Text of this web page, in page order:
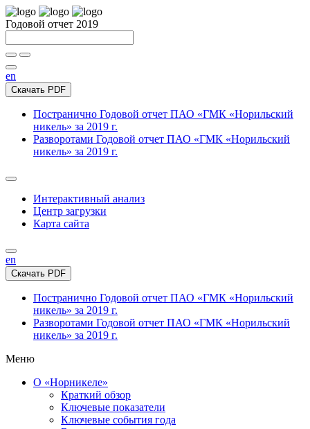
Годовой отчет 2019
en
Скачать PDF
Постранично Годовой отчет ПАО «ГМК «Норильский
никель» за 2019 г.
Разворотами Годовой отчет ПАО «ГМК «Норильский
никель» за 2019 г.
Интерактивный анализ
Центр загрузки
Карта сайта
en
Скачать PDF
Постранично Годовой отчет ПАО «ГМК «Норильский
никель» за 2019 г.
Разворотами Годовой отчет ПАО «ГМК «Норильский
никель» за 2019 г.
Меню
О «Норникеле»
Краткий обзор
Ключевые показатели
Ключевые события года